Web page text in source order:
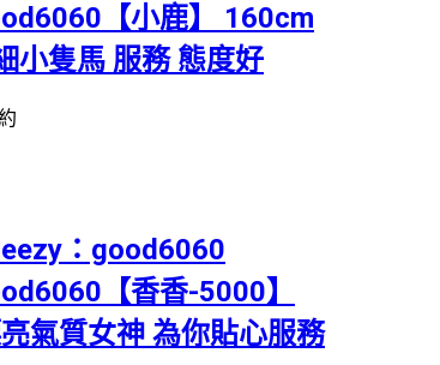
【小鹿】 160cm
小隻馬 服務 態度好
：good6060
【香香-5000】
氣質女神 為你貼心服務